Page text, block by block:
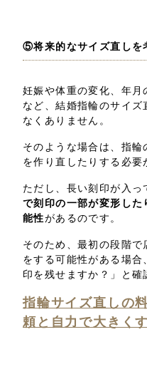
⑤将来的なサイズ直しを
妊娠や体重の変化、年
など、結婚指輪のサイ
なくありません。
そのような場合は、指
を作り直したりする必要
ただし、長い刻印が入っ
で刻印の一部が変形し
能性があるのです。
そのため、最初の段階で
をする可能性がある場合
印を残せますか？」と確
指輪サイズ直しの
頼と自力で大きく